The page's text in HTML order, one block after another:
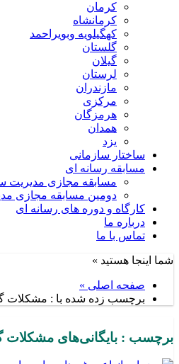
کرمان
کرمانشاه
کهگیلویه وبویراحمد
گلستان
گیلان
لرستان
مازندران
مرکزی
هرمزگان
همدان
یزد
ساختار سازمانی
مسابقه رسانه ای
مسابقه مجازی مدیریت
دومین مسابقه مجازی
کارگاه و دوره های رسانه ای
درباره ما
تماس با ما
شما اینجا هستید »
صفحه اصلی »
برچسب زده شده با : مشکلات
برچسب : بایگانی‌های مشکلات